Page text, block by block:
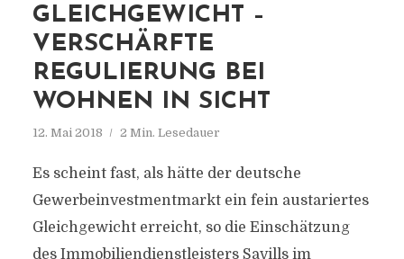
GLEICHGEWICHT –
VERSCHÄRFTE
REGULIERUNG BEI
WOHNEN IN SICHT
12. Mai 2018 2 Min. Lesedauer
Es scheint fast, als hätte der deutsche
Gewerbeinvestmentmarkt ein fein austariertes
Gleichgewicht erreicht, so die Einschätzung
des Immobiliendienstleisters Savills im